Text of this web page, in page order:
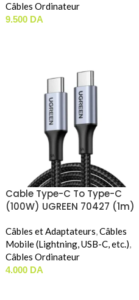
Câbles Ordinateur
9.500 DA
Cable Type-C To Type-C
(100W) UGREEN 70427 (1m)
Câbles et Adaptateurs,Câbles
Mobile (Lightning, USB-C, etc.),
Câbles Ordinateur
4.000 DA